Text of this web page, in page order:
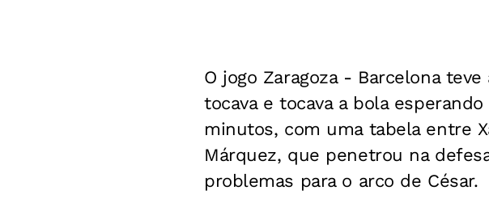
O jogo Zaragoza - Barcelona
tocava e tocava a bola
minutos, com uma tabela entre
Márquez, que penetrou na
problemas para o arco de César.